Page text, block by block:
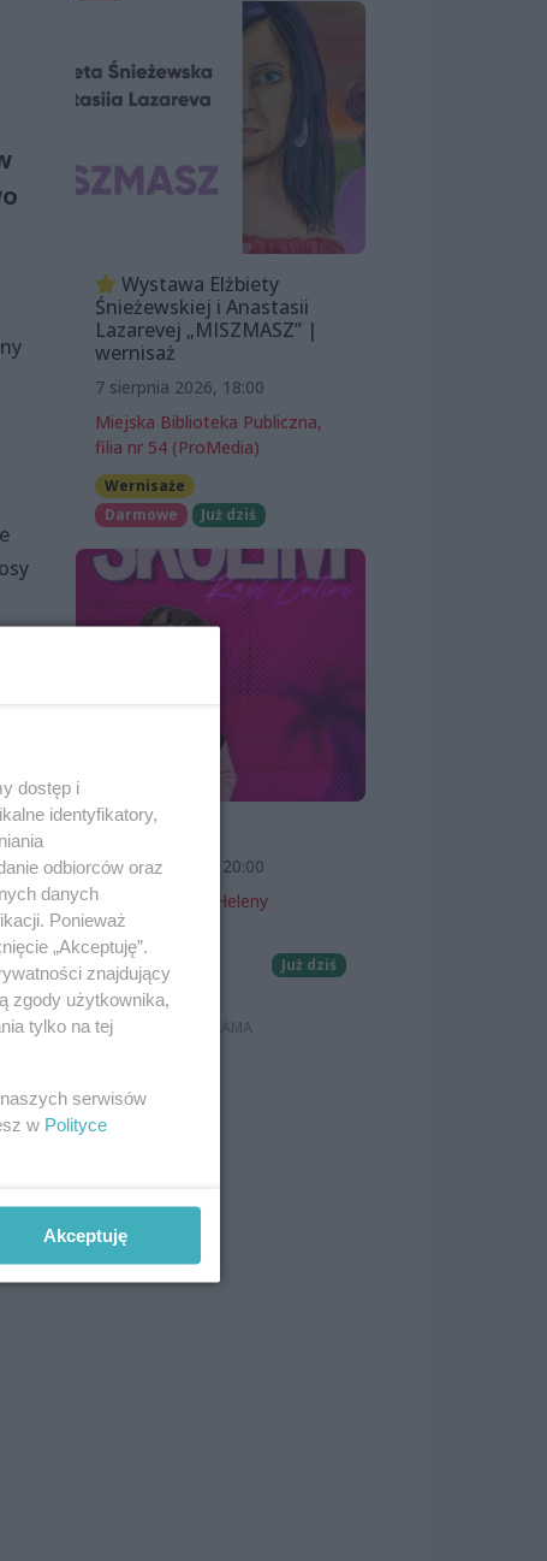
Wystawa Elżbiety
Śnieżewskiej i Anastasii
Lazarevej „MISZMASZ” |
wernisaż
7 sierpnia 2026, 18:00
Miejska Biblioteka Publiczna,
filia nr 54 (ProMedia)
Wernisaże
Darmowe
Już dziś
SKOLIM
7 sierpnia 2026, 20:00
Teatr Letni im. Heleny
Majdaniec
Koncerty Już dziś
dostęp i
identyfikatory,
odbiorców oraz
danych
Ponieważ
„Akceptuję”.
znajdujący
zgody użytkownika,
tylko na tej
serwisów
w Polityce
Akceptuję